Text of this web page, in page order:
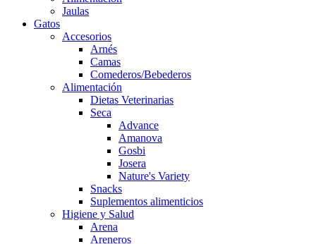
Jaulas
Gatos
Accesorios
Arnés
Camas
Comederos/Bebederos
Alimentación
Dietas Veterinarias
Seca
Advance
Amanova
Gosbi
Josera
Nature's Variety
Snacks
Suplementos alimenticios
Higiene y Salud
Arena
Areneros